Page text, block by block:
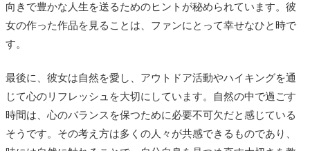
向きで豊かな人生を送るためのヒントが秘められています。彼
女の作った作品を見ることは、ファンにとって幸せなひと時で
す。
最後に、彼女は自然を愛し、アウトドア活動やハイキングを通
じて心のリフレッシュを大切にしています。自然の中で過ごす
時間は、心のバランスを保つために必要不可欠だと感じている
そうです。その考え方は多くの人々が共感できるものであり、